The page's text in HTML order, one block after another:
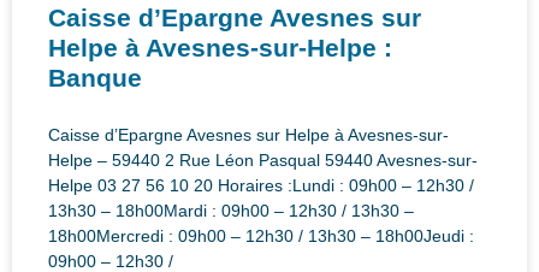
Caisse d’Epargne Avesnes sur
Helpe à Avesnes-sur-Helpe :
Banque
Caisse d’Epargne Avesnes sur Helpe à Avesnes-sur-
Helpe – 59440 2 Rue Léon Pasqual 59440 Avesnes-sur-
Helpe 03 27 56 10 20 Horaires :Lundi : 09h00 – 12h30 /
13h30 – 18h00Mardi : 09h00 – 12h30 / 13h30 –
18h00Mercredi : 09h00 – 12h30 / 13h30 – 18h00Jeudi :
09h00 – 12h30 /